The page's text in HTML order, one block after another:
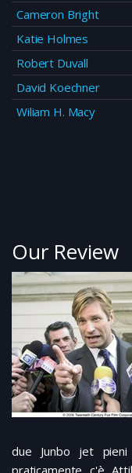
Cameron Bright
Katie Holmes
Robert Duvall
David Koechner
Wiliam H. Macy
Our Review
due Junbo jet
praticamente c'è